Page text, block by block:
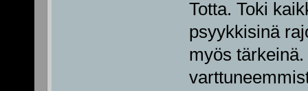
Totta. Toki
psyykkisinä
myös